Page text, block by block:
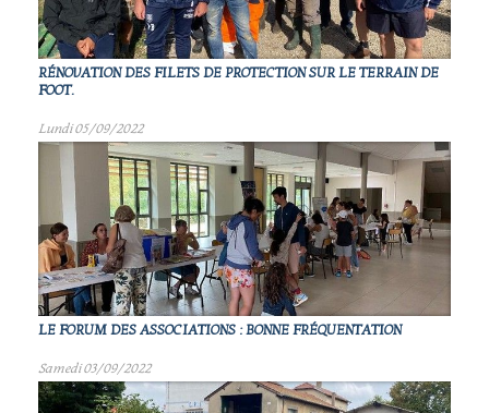
RÉNOVATION DES FILETS DE PROTECTION SUR LE TERRAIN DE
FOOT.
Lundi 05/09/2022
LE FORUM DES ASSOCIATIONS : BONNE FRÉQUENTATION
Samedi 03/09/2022